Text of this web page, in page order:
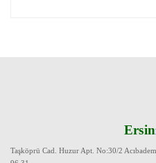
Ersin
Taşköprü Cad. Huzur Apt. No:30/2